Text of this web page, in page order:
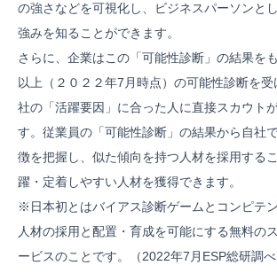
の強さなどを可視化し、ビジネスパーソンと
強みを知ることができます。
さらに、企業はこの「可能性診断」の結果を
以上（２０２２年7月時点）の可能性診断を
社の「活躍要因」に合った人に直接スカウト
す。従業員の「可能性診断」の結果から自社
徴を把握し、似た傾向を持つ人材を採用する
躍・定着しやすい人材を獲得できます。
※日本初とはバイアス診断ゲームとコンピテ
人材の採用と配置・育成を可能にする無料の
ービスのことです。（2022年7月ESP総研調